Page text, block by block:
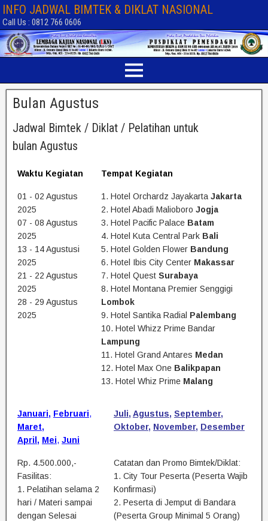
INFO JADWAL BIMTEK & DIKLAT NASIONAL
Call Us : 0812 766 0606
Bulan Agustus
Jadwal Bimtek / Diklat / Pelatihan untuk
bulan Agustus
Waktu Kegiatan Tempat Kegiatan
01 - 02 Agustus
2025
07 - 08 Agustus
2025
13 - 14 Agustusi
2025
21 - 22 Agustus
2025
28 - 29 Agustus
2025
1. Hotel Orchardz Jayakarta Jakarta
2. Hotel Abadi Malioboro Jogja
3. Hotel Pacific Palace Batam
4. Hotel Kuta Central Park Bali
5. Hotel Golden Flower Bandung
6. Hotel Ibis City Center Makassar
7. Hotel Quest Surabaya
8. Hotel Montana Premier Senggigi
Lombok
9. Hotel Santika Radial Palembang
10. Hotel Whizz Prime Bandar
Lampung
11. Hotel Grand Antares Medan
12. Hotel Max One Balikpapan
13. Hotel Whiz Prime Malang
Januari, Februari,
Maret,
April , Mei, Juni
Juli, Agustus, September,
Oktober, November, Desember
Rp. 4.500.000,-
Fasilitas:
1. Pelatihan selama 2
hari / Materi sampai
dengan Selesai
Catatan dan Promo Bimtek/Diklat:
1. City Tour Peserta (Peserta Wajib
Konfirmasi)
2. Peserta di Jemput di Bandara
(Peserta Group Minimal 5 Orang)